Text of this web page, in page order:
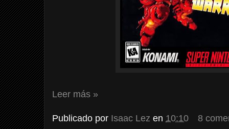
Leer más »
Publicado por Isaac Lez en 10:10 8